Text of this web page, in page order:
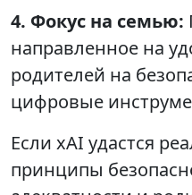
4. Фокус на семью:
направленное на
родителей на
цифровые
Если xAI удастся
принципы